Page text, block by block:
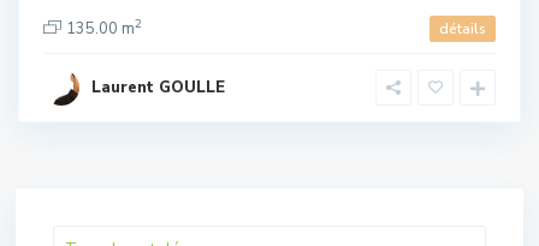
135.00 m2 détails
Laurent GOULLE